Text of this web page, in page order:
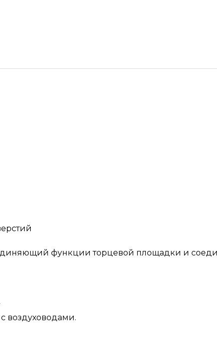
функции торцевой площадки и
воздуховодами.